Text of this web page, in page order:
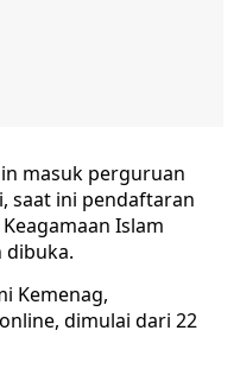
masuk perguruan
saat ini pendaftaran
Islam
dibuka.
Kemenag,
dimulai dari 22